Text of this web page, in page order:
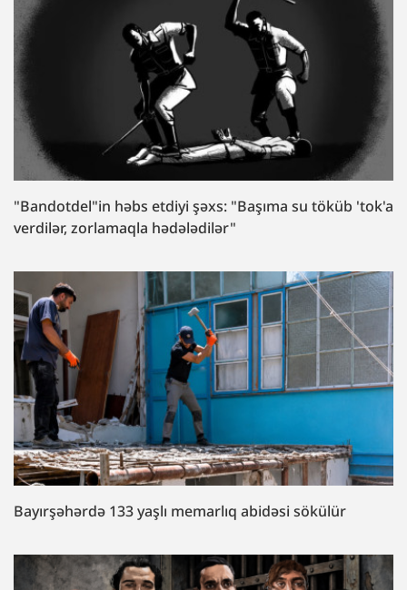
"Bandotdel"in həbs etdiyi şəxs: "Başıma su töküb 'tok'a
verdilər, zorlamaqla hədələdilər"
Bayırşəhərdə 133 yaşlı memarlıq abidəsi sökülür